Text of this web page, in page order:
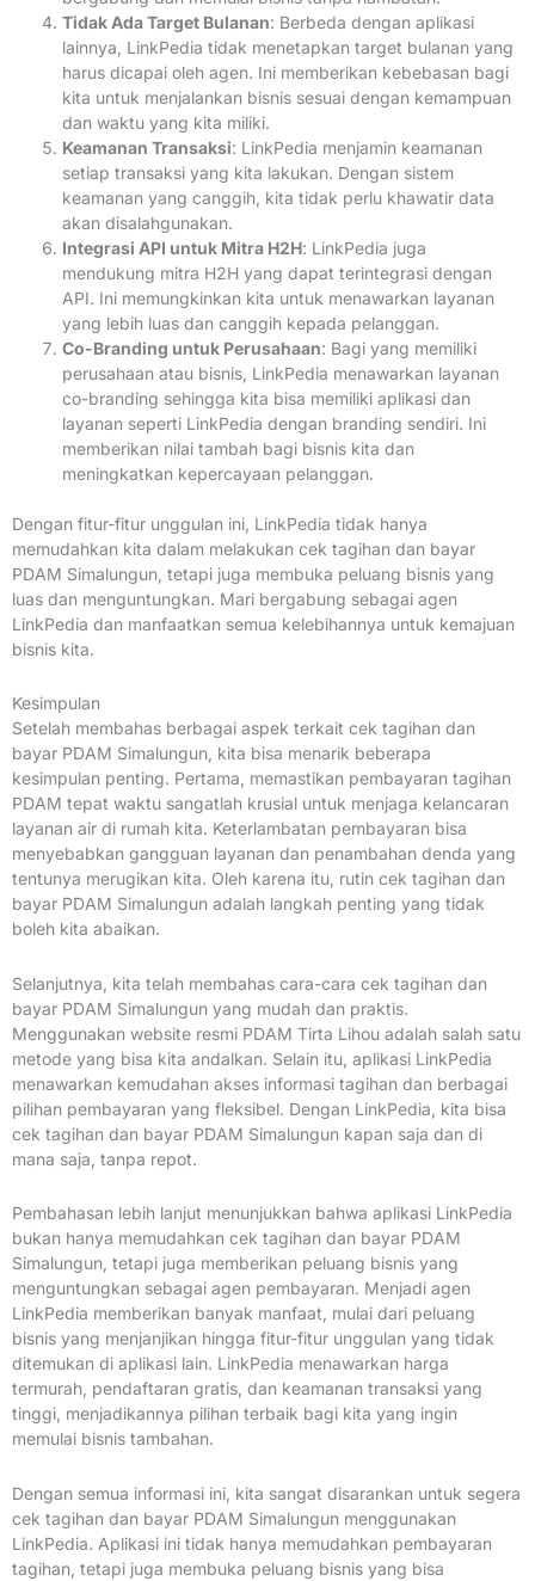
Tidak Ada Target Bulanan: Berbeda dengan aplikasi
lainnya, LinkPedia tidak menetapkan target bulanan yang
harus dicapai oleh agen. Ini memberikan kebebasan bagi
kita untuk menjalankan bisnis sesuai dengan kemampuan
dan waktu yang kita miliki.
Keamanan Transaksi: LinkPedia menjamin keamanan
setiap transaksi yang kita lakukan. Dengan sistem
keamanan yang canggih, kita tidak perlu khawatir data
akan disalahgunakan.
Integrasi API untuk Mitra H2H: LinkPedia juga
mendukung mitra H2H yang dapat terintegrasi dengan
API. Ini memungkinkan kita untuk menawarkan layanan
yang lebih luas dan canggih kepada pelanggan.
Co-Branding untuk Perusahaan: Bagi yang memiliki
perusahaan atau bisnis, LinkPedia menawarkan layanan
co-branding sehingga kita bisa memiliki aplikasi dan
layanan seperti LinkPedia dengan branding sendiri. Ini
memberikan nilai tambah bagi bisnis kita dan
meningkatkan kepercayaan pelanggan.
Dengan fitur-fitur unggulan ini, LinkPedia tidak hanya
memudahkan kita dalam melakukan cek tagihan dan bayar
PDAM Simalungun, tetapi juga membuka peluang bisnis yang
luas dan menguntungkan. Mari bergabung sebagai agen
LinkPedia dan manfaatkan semua kelebihannya untuk kemajuan
bisnis kita.
Kesimpulan
Setelah membahas berbagai aspek terkait cek tagihan dan
bayar PDAM Simalungun, kita bisa menarik beberapa
kesimpulan penting. Pertama, memastikan pembayaran tagihan
PDAM tepat waktu sangatlah krusial untuk menjaga kelancaran
layanan air di rumah kita. Keterlambatan pembayaran bisa
menyebabkan gangguan layanan dan penambahan denda yang
tentunya merugikan kita. Oleh karena itu, rutin cek tagihan dan
bayar PDAM Simalungun adalah langkah penting yang tidak
boleh kita abaikan.
Selanjutnya, kita telah membahas cara-cara cek tagihan dan
bayar PDAM Simalungun yang mudah dan praktis.
Menggunakan website resmi PDAM Tirta Lihou adalah salah satu
metode yang bisa kita andalkan. Selain itu, aplikasi LinkPedia
menawarkan kemudahan akses informasi tagihan dan berbagai
pilihan pembayaran yang fleksibel. Dengan LinkPedia, kita bisa
cek tagihan dan bayar PDAM Simalungun kapan saja dan di
mana saja, tanpa repot.
Pembahasan lebih lanjut menunjukkan bahwa aplikasi LinkPedia
bukan hanya memudahkan cek tagihan dan bayar PDAM
Simalungun, tetapi juga memberikan peluang bisnis yang
menguntungkan sebagai agen pembayaran. Menjadi agen
LinkPedia memberikan banyak manfaat, mulai dari peluang
bisnis yang menjanjikan hingga fitur-fitur unggulan yang tidak
ditemukan di aplikasi lain. LinkPedia menawarkan harga
termurah, pendaftaran gratis, dan keamanan transaksi yang
tinggi, menjadikannya pilihan terbaik bagi kita yang ingin
memulai bisnis tambahan.
Dengan semua informasi ini, kita sangat disarankan untuk segera
cek tagihan dan bayar PDAM Simalungun menggunakan
LinkPedia. Aplikasi ini tidak hanya memudahkan pembayaran
tagihan, tetapi juga membuka peluang bisnis yang bisa